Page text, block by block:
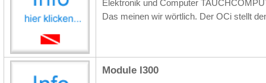
Elektronik und Computer
Das meinen wir wörtlich. Der OCi stellt
Module I300